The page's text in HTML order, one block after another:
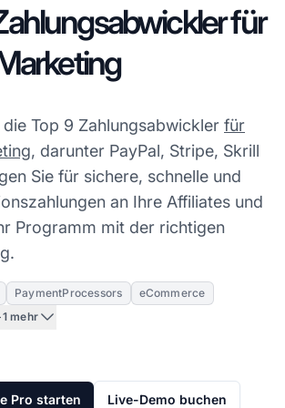
für
Top 9 Zahlungsabwickler für
, darunter PayPal, Stripe, Skrill
Sie für sichere, schnelle und
an Ihre Affiliates und
Programm mit der richtigen
PaymentProcessors
eCommerce
mehr
Pro starten Live-Demo buchen